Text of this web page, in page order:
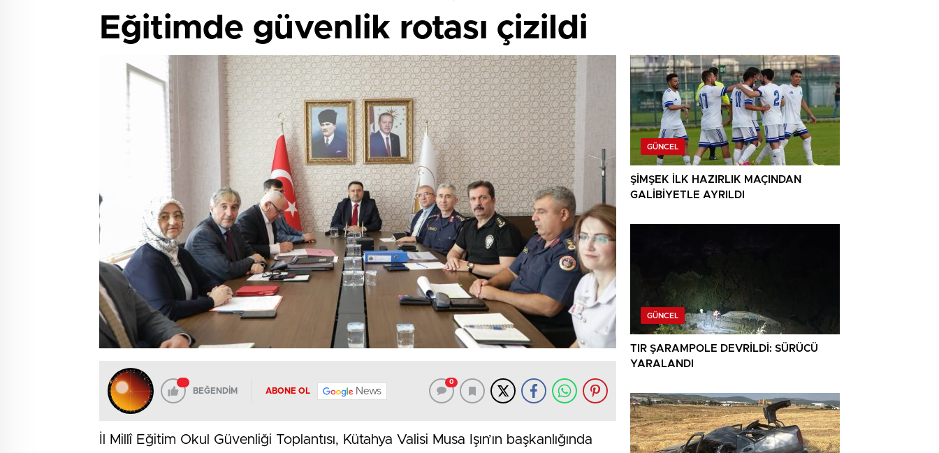
Eğitimde güvenlik rotası çizildi
BEĞENDİM ABONE OL News
0
İl Millî Eğitim Okul Güvenliği Toplantısı, Kütahya Valisi Musa Işın’ın başkanlığında
GÜNCEL
ŞİMŞEK İLK HAZIRLIK MAÇINDAN
GALİBİYETLE AYRILDI
GÜNCEL
TIR ŞARAMPOLE DEVRİLDİ: SÜRÜCÜ
YARALANDI